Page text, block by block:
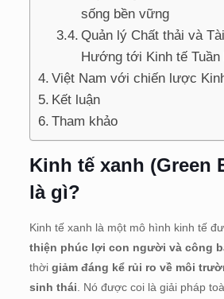
sống bền vững
Quản lý Chất thải và
Hướng tới Kinh tế Tuần
Việt Nam với chiến lược
Kết luận
Tham khảo
Kinh tế xanh (Green
là gì?
Kinh tế xanh là một mô hình kinh tế
thiện phúc lợi con người và công
thời giảm đáng kể rủi ro về môi
sinh thái . Nó được coi là giải pháp